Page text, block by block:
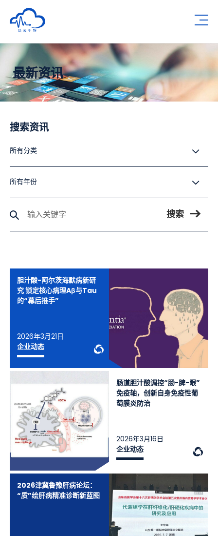
深圳市绘云生物科技有限公司
最新资讯
搜索资讯
所有分类
所有年份
搜索
胆汁酸-阿尔茨海默病新研
究 锁定核心病理Aβ与Tau
的“幕后推手”
企业动态
2026年3月21日
WeChat Knowledge
肠道胆汁酸调控“肠-脾-眼”
免疫轴，创新自身免疫性葡
萄膜炎防治
企业动态
2026年3月16日
2026津冀鲁豫肝病论坛：
“质”绘肝病精准诊断新蓝图